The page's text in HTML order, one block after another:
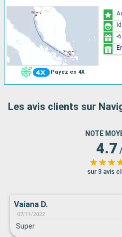
Payez en 4X
-
Les avis clients sur
NOTE
4.7
sur 3 avis
Vaiana D.
07/11/2022
Super